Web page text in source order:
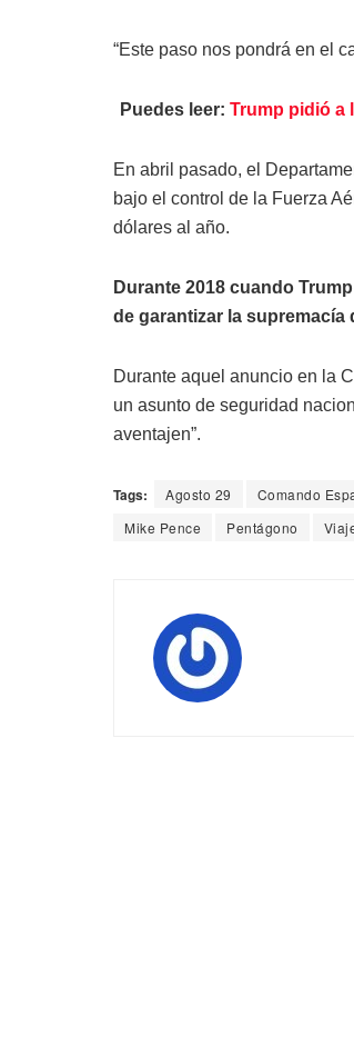
“Este paso nos pondrá en el
Puedes leer: Trump pidió a
En abril pasado, el
bajo el control de la Fuerza
dólares al año.
Durante 2018 cuando
de garantizar la
Durante aquel anuncio en la
un asunto de seguridad
aventajen”.
Tags: Agosto 29 Comando
Mike Pence
Pentágono